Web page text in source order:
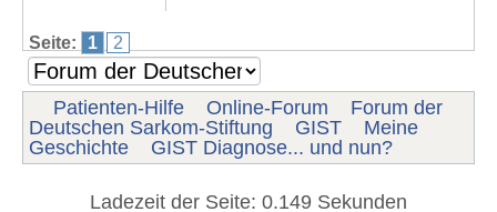
Seite: 1 2
Patienten-Hilfe Online-Forum
Forum der
Deutschen Sarkom-Stiftung
GIST
Meine
Geschichte
GIST Diagnose... und nun?
Ladezeit der Seite: 0.149 Sekunden